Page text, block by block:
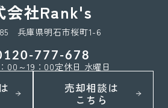
会社Rank's
兵庫県明石市桜町1-6
777-678
00～19：00定休日 水曜日
売却相談は
こちら